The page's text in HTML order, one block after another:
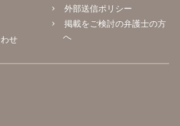
せ
外部送信ポリシー
掲載をご検討の弁護士の方
へ